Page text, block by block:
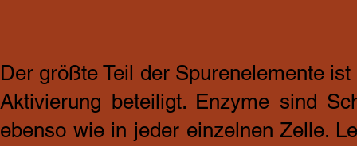
Der größte Teil der Spurenelemente
Aktivierung beteiligt. Enzyme sind
ebenso wie in jeder einzelnen Zelle.